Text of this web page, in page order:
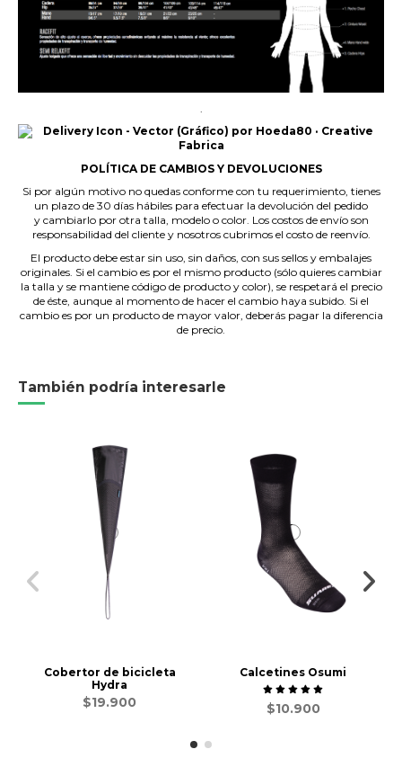
POLÍTICA DE CAMBIOS Y DEVOLUCIONES
Si por algún motivo no quedas conforme con tu requerimiento, tienes
un plazo de 30 días hábiles para efectuar la devolución del pedido
y cambiarlo por otra talla, modelo o color. Los costos de envío son
responsabilidad del cliente y nosotros cubrimos el costo de reenvío.
El producto debe estar sin uso, sin daños, con sus sellos y embalajes
originales. Si el cambio es por el mismo producto (sólo quieres cambiar
la talla y se mantiene código de producto y color), se respetará el precio
de éste, aunque al momento de hacer el cambio haya subido. Si el
cambio es por un producto de mayor valor, deberás pagar la diferencia
de precio.
También podría interesarle
Cobertor de bicicleta
Hydra
$19.900
Calcetines Osumi
$10.900